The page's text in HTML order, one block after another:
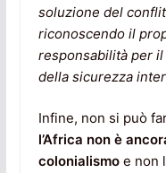
soluzione del
riconoscendo il
responsabilità per
della sicurezza
Infine, non si può
l’Africa non è
colonialismoe non